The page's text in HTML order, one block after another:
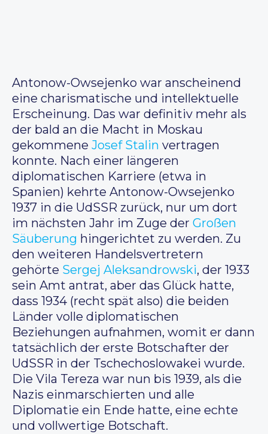
Antonow-Owsejenko war anscheinend
eine charismatische und intellektuelle
Erscheinung. Das war definitiv mehr als
der bald an die Macht in Moskau
gekommene Josef Stalin vertragen
konnte. Nach einer längeren
diplomatischen Karriere (etwa in
Spanien) kehrte Antonow-Owsejenko
1937 in die UdSSR zurück, nur um dort
im nächsten Jahr im Zuge der Großen
Säuberung hingerichtet zu werden. Zu
den weiteren Handelsvertretern
gehörte Sergej Aleksandrowski, der 1933
sein Amt antrat, aber das Glück hatte,
dass 1934 (recht spät also) die beiden
Länder volle diplomatischen
Beziehungen aufnahmen, womit er dann
tatsächlich der erste Botschafter der
UdSSR in der Tschechoslowakei wurde.
Die Vila Tereza war nun bis 1939, als die
Nazis einmarschierten und alle
Diplomatie ein Ende hatte, eine echte
und vollwertige Botschaft.